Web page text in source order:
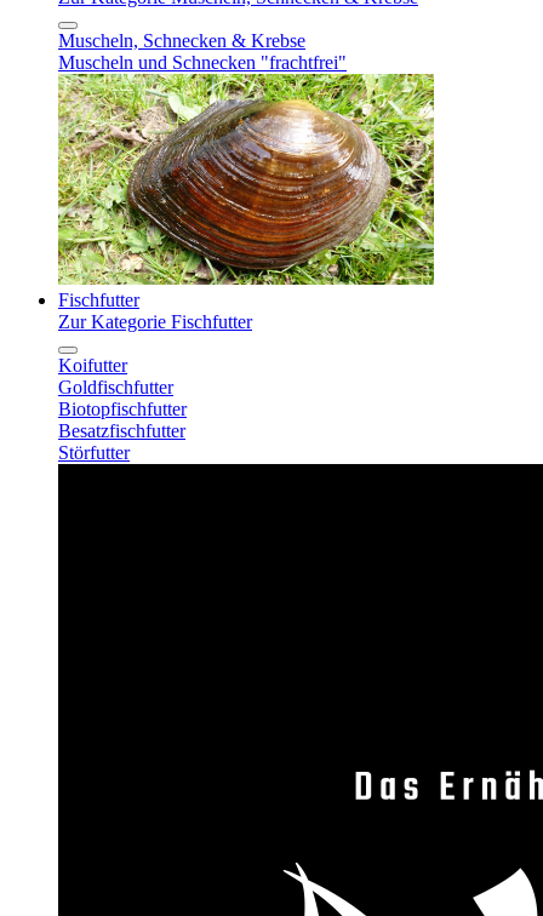
Muscheln, Schnecken & Krebse
Muscheln und Schnecken "frachtfrei"
Fischfutter
Zur Kategorie Fischfutter
Koifutter
Goldfischfutter
Biotopfischfutter
Besatzfischfutter
Störfutter